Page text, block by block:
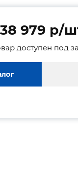
38 979 p/
доступен под